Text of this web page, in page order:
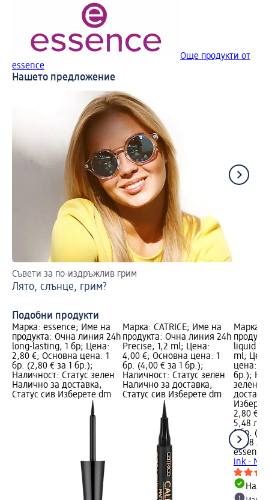
Още продукти от
essence
Нашето предложение
Съвети за по-издръжлив грим
Лято, слънце, грим?
Подобни продукти
Марка: essence; Име на
продукта: Очна линия 24h
long-lasting, 1 бр; Цена:
2,80 €; Основна цена: 1
бр. (2,80 € за 1 бр.);
Наличност: Статус зелен
Налично за доставка,
Статус сив Изберете dm
Марка: CATRICE; Име на
продукта: Очна линия 24h
Precise, 1,2 ml; Цена:
4,00 €; Основна цена: 1
бр. (4,00 € за 1 бр.);
Наличност: Статус зелен
Налично за доставка,
Статус сив Изберете dm
Марка:
liquid
ml;
цена: 1
бр.);
зелен
2,80 €
5,48 лв.
1 бр.
(5,48
essence
ink - Nr.